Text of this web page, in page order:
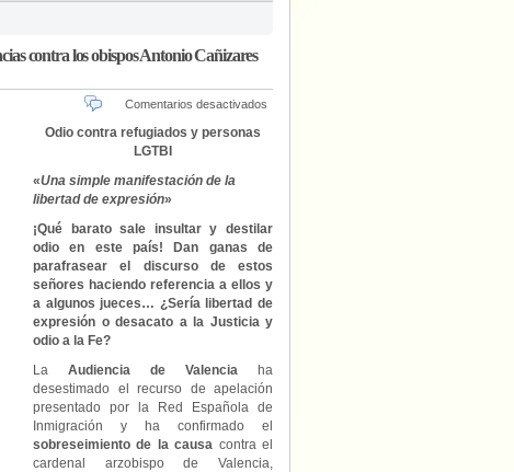
contra los obispos Antonio Cañizares
Comentarios desactivados
Odio contra refugiados y personas
LGTBI
«Una simple manifestación de la
libertad de expresión»
¡Qué barato sale insultar y destilar
odio en este país! Dan ganas de
parafrasear el discurso de estos
señores haciendo referencia a ellos y
a algunos jueces… ¿Sería libertad de
expresión o desacato a la Justicia y
odio a la Fe?
La Audiencia de Valencia
ha
desestimado el recurso de apelación
presentado por la Red Española de
Inmigración y ha confirmado el
sobreseimiento de la causa contra el
cardenal arzobispo de Valencia,